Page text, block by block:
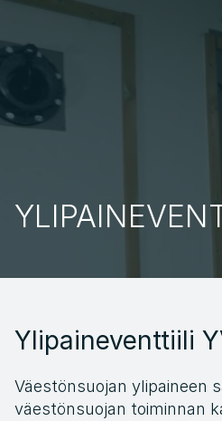
Ylipaineventtiili
Väestönsuojan ylipaineen
väestönsuojan toiminnan